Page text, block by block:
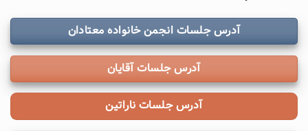
آدرس جلسات انجمن خانواده معتادان
آدرس جلسات آقایان
آدرس جلسات ناراتین